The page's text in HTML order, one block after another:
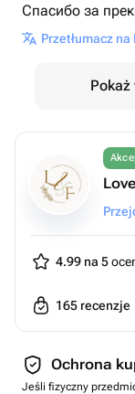
Спасибо за
Przetłumacz na
4.99 na 5
165 recenzje
Ochrona
Jeśli fizyczny